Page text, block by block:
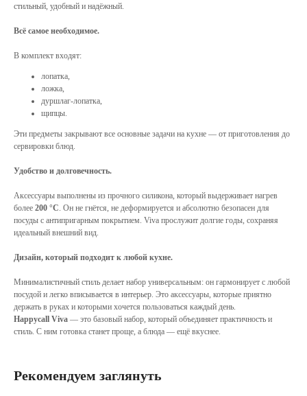
стильный, удобный и надёжный.
Всё самое необходимое.
В комплект входят:
лопатка,
ложка,
дуршлаг-лопатка,
щипцы.
Эти предметы закрывают все основные задачи на кухне — от приготовления до
сервировки блюд.
Удобство и долговечность.
Аксессуары выполнены из прочного силикона, который выдерживает нагрев
более 200 °C. Он не гнётся, не деформируется и абсолютно безопасен для
посуды с антипригарным покрытием. Viva прослужит долгие годы, сохраняя
идеальный внешний вид.
Дизайн, который подходит к любой кухне.
Минималистичный стиль делает набор универсальным: он гармонирует с любой
посудой и легко вписывается в интерьер. Это аксессуары, которые приятно
держать в руках и которыми хочется пользоваться каждый день.
Happycall Viva — это базовый набор, который объединяет практичность и
стиль. С ним готовка станет проще, а блюда — ещё вкуснее.
Рекомендуем заглянуть